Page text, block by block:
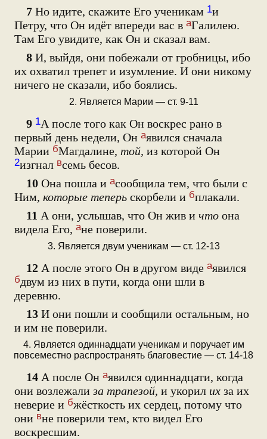
7 Но идите, скажите Его ученикам 1и
Петру, что Он идёт впереди вас в аГалилею.
Там Его увидите, как Он и сказал вам.
8 И, выйдя, они побежали от гробницы, ибо
их охватил трепет и изумление. И они никому
ничего не сказали, ибо боялись.
2. Является Марии — ст. 9-11
9 1А после того как Он воскрес рано в
первый день недели, Он аявился сначала
Марии бМагдалине, той, из которой Он
2изгнал всемь бесов.
10 Она пошла и асообщила тем, что были с
Ним, которые теперь скорбели и бплакали.
11 А они, услышав, что Он жив и что она
видела Его, ане поверили.
3. Является двум ученикам — ст. 12-13
12 А после этого Он в другом виде аявился
бдвум из них в пути, когда они шли в
деревню.
13 И они пошли и сообщили остальным, но
и им не поверили.
4. Является одиннадцати ученикам и поручает им
повсеместно распространять благовестие — ст. 14-18
14 А после Он аявился одиннадцати, когда
они возлежализа трапезой, и укорил их за их
неверие и бжёсткость их сердец, потому что
они вне поверили тем, кто видел Его
воскресшим.